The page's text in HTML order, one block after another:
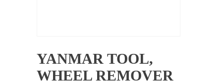
YANMAR TOOL,
WHEEL REMOVER